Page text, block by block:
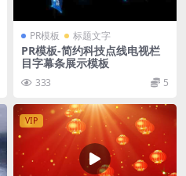
PR模板 标题文字
PR模板-简约科技点线电视栏
目字幕条展示模板
333 5
VIP